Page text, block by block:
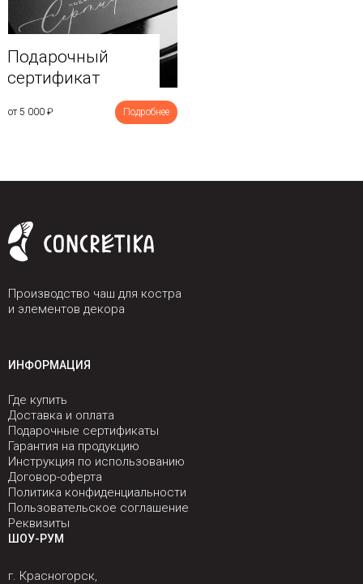
Подарочный
сертификат
от 5 000 ₽ Подробнее
Производство чаш для костра
и элементов декора
ИНФОРМАЦИЯ
Где купить
Доставка и оплата
Подарочные сертификаты
Гарантия на продукцию
Инструкция по использованию
Договор-оферта
Политика конфиденциальности
Пользовательское соглашение
Реквизиты
ШОУ-РУМ
г. Красногорск,